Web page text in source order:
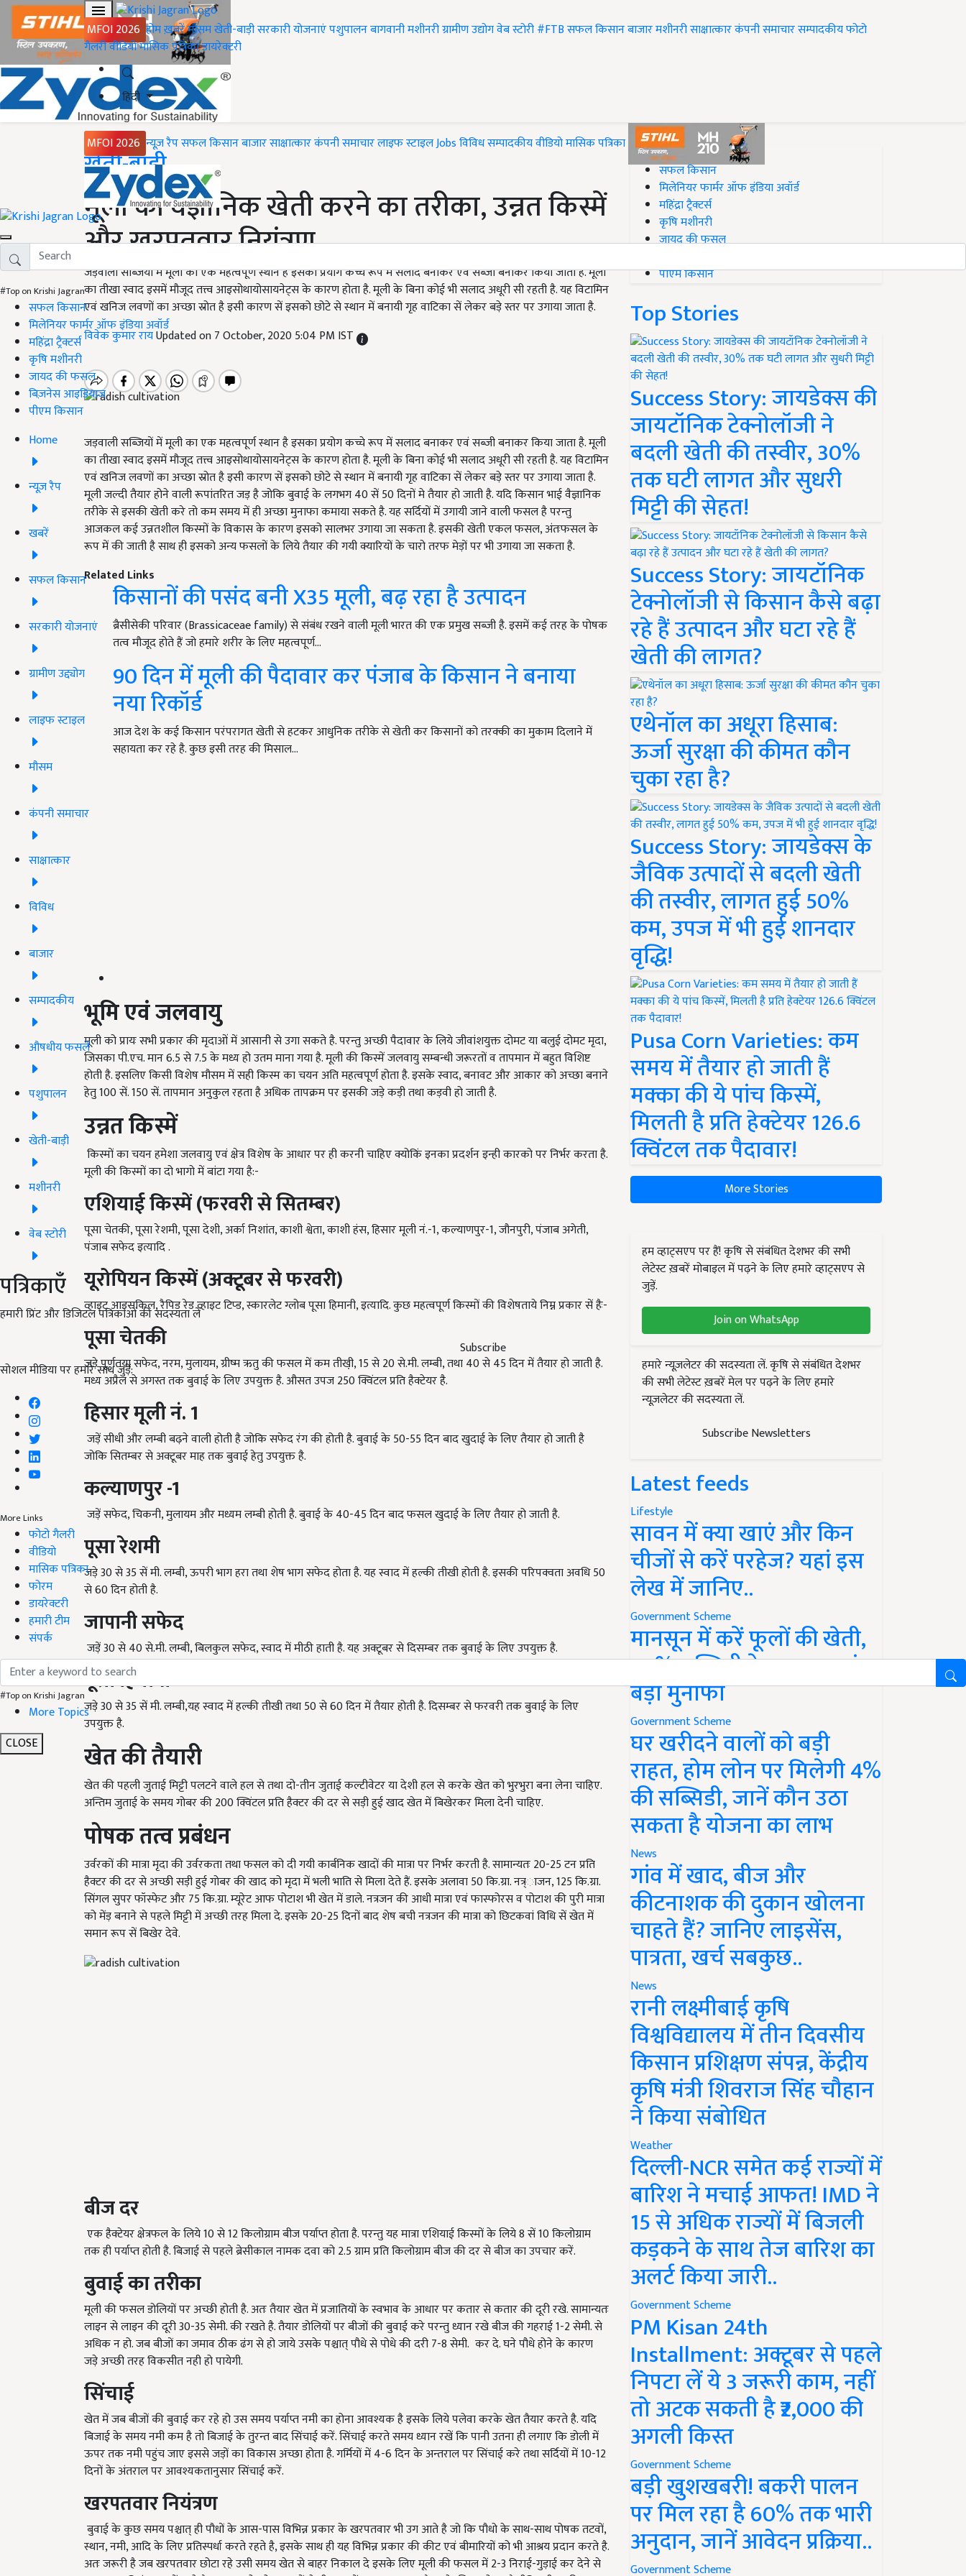
MFOI 2026 होमख़बरेंमौसमखेती-बाड़ीसरकारी योजनाएंपशुपालनबागवानीमशीनरीग्रामीण उद्योगवेब स्टोरी#FTBसफल किसानबाजारमशीनरीसाक्षात्कारकंपनी समाचारसम्पादकीयफोटो
गैलरीवीडियोमासिक पत्रिकाडायरेक्टरी
हिंदी
MFOI 2026 न्यूज़ रैपसफल किसानबाजारसाक्षात्कारकंपनी समाचारलाइफ स्टाइलJobsविविधसम्पादकीयवीडियोमासिक पत्रिका
#Top on Krishi Jagran
सफल किसान
मिलेनियर फार्मर ऑफ इंडिया अवॉर्ड
महिंद्रा ट्रैक्टर्स
कृषि मशीनरी
जायद की फसल
बिज़नेस आइडियाज
पीएम किसान
Home
न्यूज़ रैप
खबरें
सफल किसान
सरकारी योजनाएं
ग्रामीण उद्द्योग
लाइफ स्टाइल
मौसम
कंपनी समाचार
साक्षात्कार
विविध
बाजार
सम्पादकीय
औषधीय फसलें
पशुपालन
खेती-बाड़ी
मशीनरी
वेब स्टोरी
पत्रिकाएँ
हमारी प्रिंट और डिजिटल पत्रिकाओं की सदस्यता लें
Subscribe
सोशल मीडिया पर हमारे साथ जुड़ें:
More Links
फोटो गैलरी
वीडियो
मासिक पत्रिका
फोरम
डायरेक्टरी
हमारी टीम
संपर्क
#Top on Krishi Jagran
More Topics
CLOSE
Home
खेती-बाड़ी
मूली की वैज्ञानिक खेती करने का तरीका, उन्नत किस्में
और खरपतवार नियंत्रण
जड़वाली सब्जियों में मूली का एक महत्वपूर्ण स्थान है इसका प्रयोग कच्चे रूप में सलाद बनाकर एवं सब्जी बनाकर किया जाता है. मूली
का तीखा स्वाद इसमें मौजूद तत्त्व आइसोथायोसायनेट्स के कारण होता है. मूली के बिना कोई भी सलाद अधूरी सी रहती है. यह विटामिन
एवं खनिज लवणों का अच्छा स्रोत है इसी कारण सें इसको छोटे से स्थान में बनायी गृह वाटिका सें लेकर बड़े स्तर पर उगाया जाता है.
विवेक कुमार रायUpdated on 7 October, 2020 5:04 PM IST
जड़वाली सब्जियों में मूली का एक महत्वपूर्ण स्थान है इसका प्रयोग कच्चे रूप में सलाद बनाकर एवं सब्जी बनाकर किया जाता है. मूली
का तीखा स्वाद इसमें मौजूद तत्त्व आइसोथायोसायनेट्स के कारण होता है. मूली के बिना कोई भी सलाद अधूरी सी रहती है. यह विटामिन
एवं खनिज लवणों का अच्छा स्रोत है इसी कारण सें इसको छोटे से स्थान में बनायी गृह वाटिका सें लेकर बड़े स्तर पर उगाया जाता है.
मूली जल्दी तैयार होने वाली रूपांतरित जड़ है जोकि बुवाई के लगभग40सें50दिनों मे तैयार हो जाती है. यदि किसान भाई वैज्ञानिक
तरीके से इसकी खेती करे तो कम समय में ही अच्छा मुनाफा कमाया सकते है. यह सर्दियों में उगायी जाने वाली फसल है परन्तु
आजकल कई उन्नतशील किस्मों के विकास के कारण इसको सालभर उगाया जा सकता है. इसकी खेती एकल फसल,अंतःफसल के
रूप में की जाती है साथ ही इसको अन्य फसलों के लिये तैयार की गयी क्यारियों के चारो तरफ मेड़ों पर भी उगाया जा सकता है.
Related Links
किसानों की पसंद बनी X35 मूली, बढ़ रहा है उत्पादन
ब्रैसीसेकी परिवार (Brassicaceae family) से संबंध रखने वाली मूली भारत की एक प्रमुख सब्जी है. इसमें कई तरह के पोषक
तत्व मौजूद होते हैं जो हमारे शरीर के लिए महत्वपूर्ण…
90 दिन में मूली की पैदावार कर पंजाब के किसान ने बनाया
नया रिकॉर्ड
आज देश के कई किसान परंपरागत खेती से हटकर आधुनिक तरीके से खेती कर किसानों को तरक्की का मुकाम दिलाने में
सहायता कर रहे है. कुछ इसी तरह की मिसाल…
भूमि एवं जलवायु
मूली को प्रायः सभी प्रकार की मृदाओं में आसानी से उगा सकते है. परन्तु अच्छी पैदावार के लिये जीवांशयुक्त दोमट या बलुई दोमट मृदा,
जिसका पी.एच. मान6.5से7.5के मध्य हो उतम माना गया है. मूली की किस्में जलवायु सम्बन्धी जरूरतों व तापमान में बहुत विशिष्ट
होती है. इसलिए किसी विशेष मौसम में सही किस्म का चयन अति महत्वपूर्ण होता है. इसके स्वाद,बनावट और आकार को अच्छा बनाने
हेतु100सें.150सें. तापमान अनुकुल रहता है अधिक तापक्रम पर इसकी जड़े कड़ी तथा कड़वी हो जाती है.
उन्नत किस्में
किस्मों का चयन हमेशा जलवायु एवं क्षेत्र विशेष के आधार पर ही करनी चाहिए क्योकिं इनका प्रदर्शन इन्ही कारको पर निर्भर करता है.
मूली की किस्मों का दो भागो में बांटा गया है:-
एशियाई किस्में (फरवरी से सितम्बर)
पूसा चेतकी,पूसा रेशमी,पूसा देशी,अर्का निशांत,काशी श्वेता,काशी हंस,हिसार मूली नं.-1,कल्याणपुर-1,जौनपुरी,पंजाब अगेती,
पंजाब सफेद इत्यादि .
यूरोपियन किस्में (अक्टूबर से फरवरी)
व्हाइट आइसकिल,रैपिड रेड व्हाइट टिप्ड,स्कारलेट ग्लोब पूसा हिमानी,इत्यादि. कुछ महत्वपूर्ण किस्मों की विशेषताये निम्न प्रकार सें हैः-
पूसा चेतकी
जड़े पूर्णतया सफेद,नरम,मुलायम,ग्रीष्म ऋतु की फसल में कम तीखी़, 15से20से.मी. लम्बी,तथा40से45दिन में तैयार हो जाती है.
मध्य अप्रैल से अगस्त तक बुवाई के लिए उपयुक्त है. औसत उपज250क्विंटल प्रति हैक्टेयर है.
हिसार मूली नं.1
जड़ें सीधी और लम्बी बढ़ने वाली होती है जोकि सफेद रंग की होती है. बुवाई के50-55दिन बाद खुदाई के लिए तैयार हो जाती है
जोकि सितम्बर से अक्टूबर माह तक बुवाई हेतु उपयुक्त है.
कल्याणपुर -1
जड़ें सफेद,चिकनी,मुलायम और मध्यम लम्बी होती है. बुवाई के40-45दिन बाद फसल खुदाई के लिए तैयार हो जाती है.
पूसा रेशमी
जड़े30से35सें मी. लम्बी,ऊपरी भाग हरा तथा शेष भाग सफेद होता है. यह स्वाद में हल्की तीखी होती है. इसकी परिपक्वता अवधि50
से60दिन होती है.
जापानी सफेद
जड़ें30से40से.मी. लम्बी,बिलकुल सफेद,स्वाद में मीठी हाती है. यह अक्टूबर से दिसम्बर तक बुवाई के लिए उपयुक्त है.
पूसा हिमानी
जड़े30से35सें मी. लम्बी,यह स्वाद में हल्की तीखी तथा50से60दिन में तैयार होती है. दिसम्बर से फरवरी तक बुवाई के लिए
उपयुक्त है.
खेत की तैयारी
खेत की पहली जुताई मिट्टी पलटने वाले हल से तथा दो-तीन जुताई कल्टीवेटर या देशी हल से करके खेत को भुरभुरा बना लेना चाहिए.
अन्तिम जुताई के समय गोबर की200क्विंटल प्रति हैक्टर की दर से सड़ी हुई खाद खेत में बिखेरकर मिला देनी चाहिए.
पोषक तत्व प्रबंधन
उर्वरकों की मात्रा मृदा की उर्वरकता तथा फसल को दी गयी कार्बनिक खादों की मात्रा पर निर्भर करती है. सामान्यतः20-25टन प्रति
हैक्टर की दर से अच्छी सड़ी हुई गोबर की खाद को मृदा में भली भाति से मिला देते हैं. इसके अलावा50कि.ग्रा. नत्र्ाजन, 125कि.ग्रा.
सिंगल सुपर फॉस्फेट और75कि.ग्रा. म्यूरेट आफ पोटाश भी खेत में डाले. नत्रजन की आधी मात्रा एवं फास्फोरस व पोटाश की पुरी मात्रा
को मेंड़ बनाने से पहले मिट्टी में अच्छी तरह मिला दे. इसके20-25दिनों बाद शेष बची नत्रजन की मात्रा को छिटकवां विधि सें खेत में
समान रूप सें बिखेर देवे.
बीज दर
एक हैक्टेयर क्षेत्रफल के लिये10से12किलोग्राम बीज पर्याप्त होता है. परन्तु यह मात्रा एशियाई किस्मों के लिये8सें10किलोग्राम
तक ही पर्याप्त होती है. बिजाई से पहले ब्रेसीकाल नामक दवा को2.5ग्राम प्रति किलोग्राम बीज की दर से बीज का उपचार करें.
बुवाई का तरीका
मूली की फसल डोलियों पर अच्छी होती है. अतः तैयार खेत में प्रजातियों के स्वभाव के आधार पर कतार से कतार की दूरी रखे. सामान्यतः
लाइन से लाइन की दूरी30-35सेमी. की रखते है. तैयार डोलियों पर बीजों की बुवाई करे परन्तु ध्यान रखे बीज की गहराई1-2सेमी. से
अधिक न हो. जब बीजों का जमाव ठीक ढंग से हो जाये उसके पश्चात् पौधे से पोधे की दरी7-8सेमी. कर दे. घने पौधे होने के कारण
जड़े अच्छी तरह विकसीत नही हो पायेगी.
सिंचाई
खेत में जब बीजों की बुवाई कर रहे हो उस समय पर्याप्त नमी का होना आवश्यक है इसके लिये पलेवा करके खेत तैयार करते है. यदि
बिजाई के समय नमी कम है तो बिजाई के तुरन्त बाद सिंचाई करें. सिंचाई करते समय ध्यान रखें कि पानी उतना ही लगाए कि डोली में
ऊपर तक नमी पहुंच जाए इससे जड़ों का विकास अच्छा होता है. गर्मियों में4-6दिन के अन्तराल पर सिंचाई करे तथा सर्दियों में10-12
दिनों के अंतराल पर आवश्यकतानुसार सिंचाई करें.
खरपतवार नियंत्रण
बुवाई के कुछ समय पश्चात् ही पौधों के आस-पास विभिन्न प्रकार के खरपतवार भी उग आते है जो कि पौधो के साथ-साथ पोषक तटवों,
स्थान,नमी,आदि के लिए प्रतिस्पर्धा करते रहते है,इसके साथ ही यह विभिन्न प्रकार की कीट एवं बीमारियों को भी आश्रय प्रदान करते है.
अतः जरूरी है जब खरपतवार छोटा रहे उसी समय खेत से बाहर निकाल दे इसके लिए मूली की फसल में2-3निराई-गुड़ाई कर देने से
#Top on Krishi Jagran
सफल किसान
मिलेनियर फार्मर ऑफ इंडिया अवॉर्ड
महिंद्रा ट्रैक्टर्स
कृषि मशीनरी
जायद की फसल
पीएम किसान
Top Stories
Success Story: जायडेक्स की
जायटॉनिक टेक्नोलॉजी ने
बदली खेती की तस्वीर, 30%
तक घटी लागत और सुधरी
मिट्टी की सेहत!
Success Story: जायटॉनिक
टेक्नोलॉजी से किसान कैसे बढ़ा
रहे हैं उत्पादन और घटा रहे हैं
खेती की लागत?
एथेनॉल का अधूरा हिसाब:
ऊर्जा सुरक्षा की कीमत कौन
चुका रहा है?
Success Story: जायडेक्स के
जैविक उत्पादों से बदली खेती
की तस्वीर, लागत हुई 50%
कम, उपज में भी हुई शानदार
वृद्धि!
Pusa Corn Varieties: कम
समय में तैयार हो जाती हैं
मक्का की ये पांच किस्में,
मिलती है प्रति हेक्टेयर 126.6
क्विंटल तक पैदावार!
More Stories
हम व्हाट्सएप पर हैं! कृषि से संबंधित देशभर की सभी
लेटेस्ट ख़बरें मोबाइल में पढ़ने के लिए हमारे व्हाट्सएप से
जुड़ें.
Join on WhatsApp
हमारे न्यूज़लेटर की सदस्यता लें. कृषि से संबंधित देशभर
की सभी लेटेस्ट ख़बरें मेल पर पढ़ने के लिए हमारे
न्यूज़लेटर की सदस्यता लें.
Subscribe Newsletters
Latest feeds
Lifestyle
सावन में क्या खाएं और किन
चीजों से करें परहेज? यहां इस
लेख में जानिए..
Government Scheme
मानसून में करें फूलों की खेती,
50% सब्सिडी के साथ कमाएं
बड़ा मुनाफा
Government Scheme
घर खरीदने वालों को बड़ी
राहत, होम लोन पर मिलेगी 4%
की सब्सिडी, जानें कौन उठा
सकता है योजना का लाभ
News
गांव में खाद, बीज और
कीटनाशक की दुकान खोलना
चाहते हैं? जानिए लाइसेंस,
पात्रता, खर्च सबकुछ..
News
रानी लक्ष्मीबाई कृषि
विश्वविद्यालय में तीन दिवसीय
किसान प्रशिक्षण संपन्न, केंद्रीय
कृषि मंत्री शिवराज सिंह चौहान
ने किया संबोधित
Weather
दिल्ली-NCR समेत कई राज्यों में
बारिश ने मचाई आफत! IMD ने
15 से अधिक राज्यों में बिजली
कड़कने के साथ तेज बारिश का
अलर्ट किया जारी..
Government Scheme
PM Kisan 24th
Installment: अक्टूबर से पहले
निपटा लें ये 3 जरूरी काम, नहीं
तो अटक सकती है ₹2,000 की
अगली किस्त
Government Scheme
बड़ी खुशखबरी! बकरी पालन
पर मिल रहा है 60% तक भारी
अनुदान, जानें आवेदन प्रक्रिया..
Government Scheme